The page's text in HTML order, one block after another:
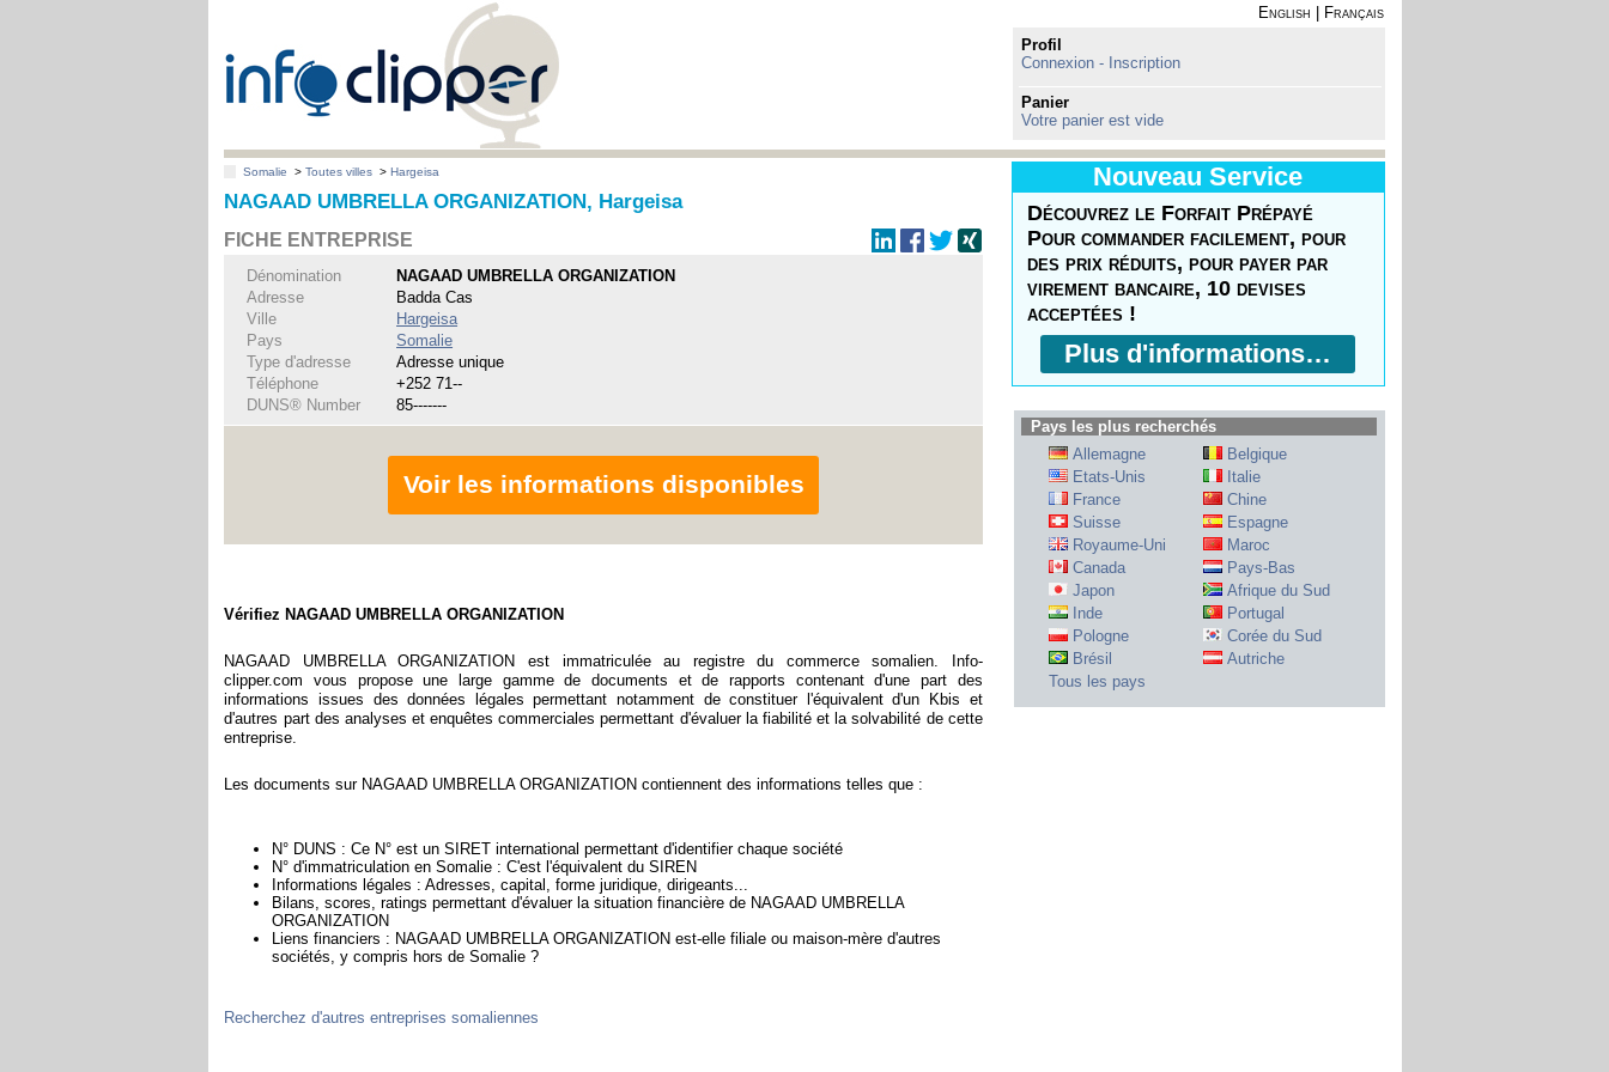
English
Français
Profil
Connexion - Inscription
Panier
Votre panier est vide
Somalie >Toutes villes >Hargeisa
NAGAAD UMBRELLA ORGANIZATION, Hargeisa
FICHE ENTREPRISE
Dénomination
NAGAAD UMBRELLA ORGANIZATION
Adresse
Badda Cas
Ville
Hargeisa
Pays
Somalie
Type d'adresse
Adresse unique
Téléphone
+252 71--
DUNS® Number
85-------
Voir les informations disponibles
Vérifiez NAGAAD UMBRELLA ORGANIZATION
NAGAAD UMBRELLA ORGANIZATION est immatriculée au registre du commerce somalien. Info-
clipper.com vous propose une large gamme de documents et de rapports contenant d'une part des
informations issues des données légales permettant notamment de constituer l'équivalent d'un Kbis et
d'autres part des analyses et enquêtes commerciales permettant d'évaluer la fiabilité et la solvabilité de cette
entreprise.
Les documents sur NAGAAD UMBRELLA ORGANIZATION contiennent des informations telles que :
N° DUNS : Ce N° est un SIRET international permettant d'identifier chaque société
N° d'immatriculation en Somalie : C'est l'équivalent du SIREN
Informations légales : Adresses, capital, forme juridique, dirigeants...
Bilans, scores, ratings permettant d'évaluer la situation financière de NAGAAD UMBRELLA
ORGANIZATION
Liens financiers : NAGAAD UMBRELLA ORGANIZATION est-elle filiale ou maison-mère d'autres
sociétés, y compris hors de Somalie ?
Recherchez d'autres entreprises somaliennes
Nouveau Service
Découvrez le Forfait Prépayé
Pour commander facilement, pour
des prix réduits, pour payer par
virement bancaire, 10 devises
acceptées !
Plus d'informations…
Pays les plus recherchés
Allemagne
Belgique
Etats-Unis
Italie
France
Chine
Suisse
Espagne
Royaume-Uni
Maroc
Canada
Pays-Bas
Japon
Afrique du Sud
Inde
Portugal
Pologne
Corée du Sud
Brésil
Autriche
Tous les pays